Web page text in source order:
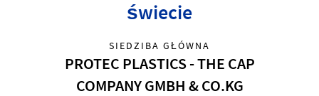
świecie
SIEDZIBA GŁÓWNA
PROTEC PLASTICS - THE CAP
COMPANY GMBH & CO.KG